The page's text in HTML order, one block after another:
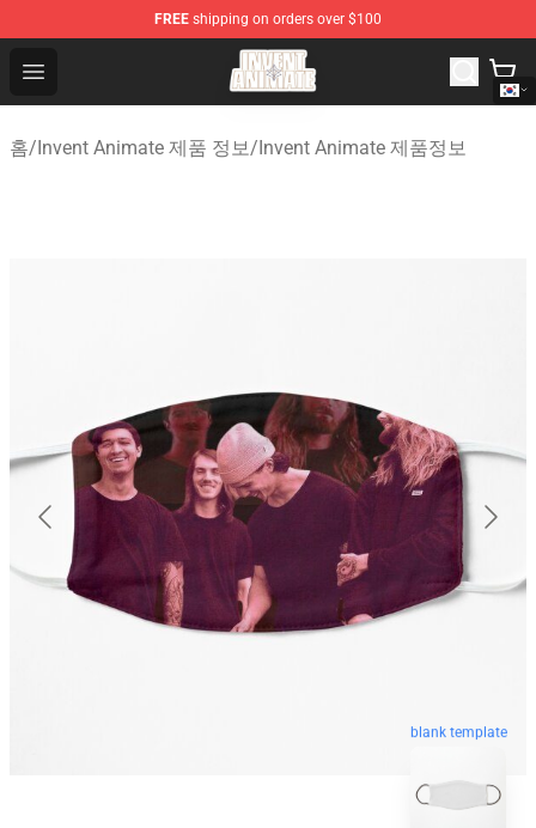
FREE shipping on orders over $100
Open menu
Invent Animate Shop - Official Invent Animate
홈/Invent Animate 제품 정보/Invent Animate 제품정보
blank template